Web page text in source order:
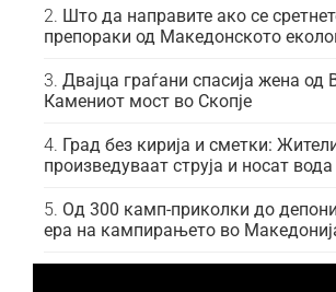
Што да направите ако се
препораки од Македонското
Двајца граѓани спасија жена од
Камениот мост во Скопје
Град без кирија и сметки:
произведуваат струја и носат вода
Од 300 камп-приколки до
ера на кампирањето во